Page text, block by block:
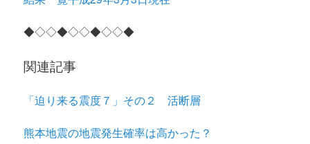
◆◇◇◆◇◇◆◇◇◆
関連記事
「迫り来る震度７」その２ 活断層
熊本地震の地震発生確率は高かった？